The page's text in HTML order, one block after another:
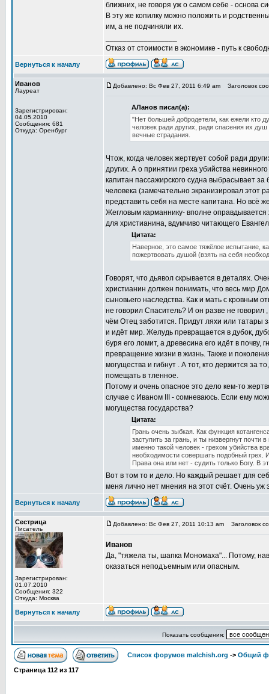
ближних, не говоря уж о самом себе - основа
В эту же копилку можно положить и
им, а не подчиняли их.
Отказ от стоимости в экономике - путь к
Вернуться к началу
Иванов
Лауреат
Зарегистрирован:
04.05.2010
Сообщения: 681
Откуда: Оренбург
Добавлено: Вс Фев 27, 2011 6:49 am Заголовок
АЛанов писал(а):
"Нет большей добродетели, как ежели кто
человек ради других, ради спасения их
вечные страдания.
Чтож, когда человек жертвует собой ради
других. А о принятии греха убийства
капитан пассажирского судна выбрасывает
человека (замечательно экранизировал этот
представить себя на месте капитана. Но всё
Жегловым карманнику- вполне оправдывается
для христианина, вдумчиво читающего
Цитата:
Наверное, это самое тяжёлое испытание,
пожертвовать душой (взять на себя
Говорят, что дьявол скрывается в деталях.
христианин должен понимать, что весь мир
сыновьего наследства. Как и мать с кровным
не говорил Спаситель? И он разве не говорил
чём Отец заботится. Придут ляхи или татары
и идёт мир. Желудь превращается в дубок,
буря его ломит, а древесина его идёт в
превращение жизни в жизнь. Также и
могущества и гибнут . А тот, кто держится за
помещать в тленное.
Потому и очень опасное это дело кем-то
случае с Иваном III - сомневаюсь. Если ему
могущества государства?
Цитата:
Грань очень зыбкая. Как функция
заступить за грань, и ты низвергнут
именно такой человек - грехом убийства
необходимости совершать подобный грех.
Права она или нет - судить только Богу. В
Вот в том то и дело. Но каждый решает для
меня лично нет мнения на этот счёт. Очень
Вернуться к началу
Сестрица
Писатель
Зарегистрирован:
01.07.2010
Сообщения: 322
Откуда: Москва
Добавлено: Вс Фев 27, 2011 10:13 am Заголовок
Иванов
Да, "тяжела ты, шапка Мономаха"... Потому,
оказаться неподъемным или опасным.
Вернуться к началу
Показать сообщения:
Список форумов malchish.org -> Общий
Страница 112 из 117